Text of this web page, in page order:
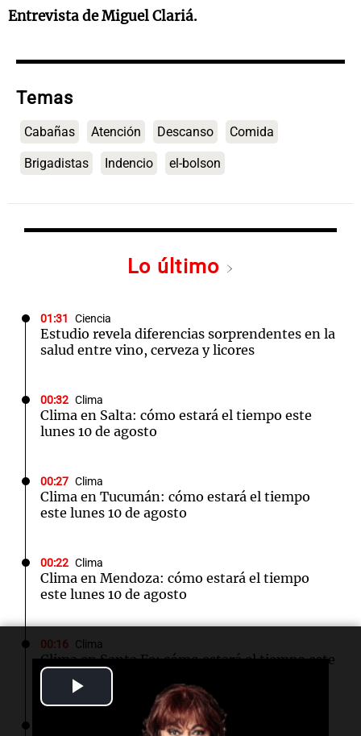
Video
Entrevista de Miguel Clariá.
Temas
Cabañas Atención Descanso Comida
Brigadistas Indencio el-bolson
Lo último
01:31 Ciencia
Estudio revela diferencias sorprendentes en la
salud entre vino, cerveza y licores
00:32 Clima
Clima en Salta: cómo estará el tiempo este
lunes 10 de agosto
00:27 Clima
Clima en Tucumán: cómo estará el tiempo
este lunes 10 de agosto
00:22 Clima
Clima en Mendoza: cómo estará el tiempo
este lunes 10 de agosto
00:16 Clima
Clima en Santa Fe: cómo estará el tiempo este
lunes 10 de agosto